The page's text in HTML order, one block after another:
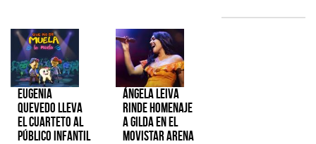
Eugenia
Quevedo lleva
el cuarteto al
público infantil
Ángela Leiva
rinde homenaje
a Gilda en el
Movistar Arena